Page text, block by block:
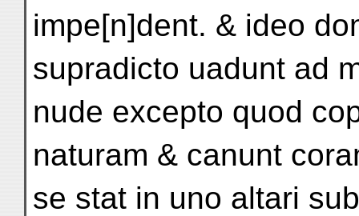
impe[n]dent. & ideo
supradicto uadunt ad
nude excepto quod
naturam & canunt
se stat in uno altari